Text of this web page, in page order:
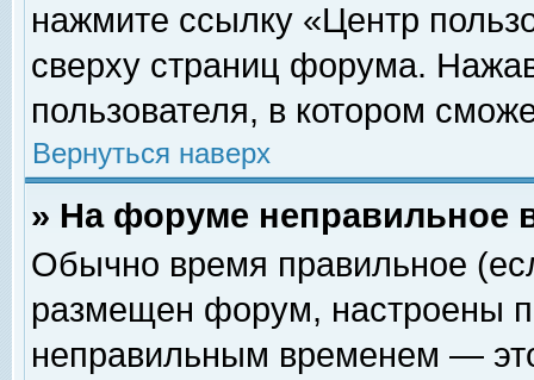
нажмите ссылку «Центр
сверху страниц форума.
пользователя, в котором
Вернуться наверх
» На форуме неправильное
Обычно время правильное
размещен форум, настроены
неправильным временем —